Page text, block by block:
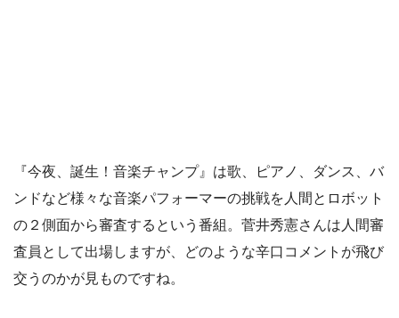
『今夜、誕生！音楽チャンプ』は歌、ピアノ、ダンス、バ
ンドなど様々な音楽パフォーマーの挑戦を人間とロボット
の２側面から審査するという番組。菅井秀憲さんは人間審
査員として出場しますが、どのような辛口コメントが飛び
交うのかが見ものですね。